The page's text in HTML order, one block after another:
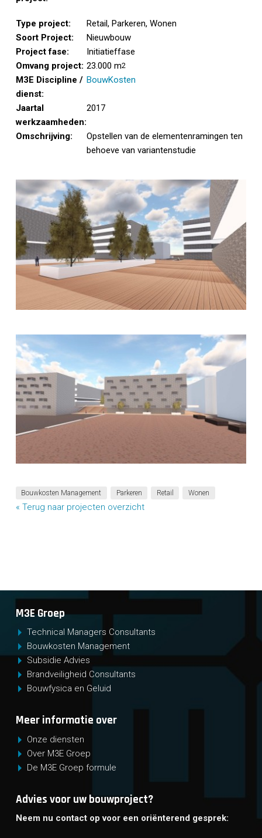
Type project:
Retail, Parkeren, Wonen
Soort Project:
Nieuwbouw
Project fase:
Initiatieffase
Omvang project: 23.000 m2
M3E Discipline /
dienst:
BouwKosten
Jaartal
werkzaamheden:
2017
Omschrijving:
Opstellen van de elementenramingen ten
behoeve van variantenstudie
Bouwkosten Management Parkeren Retail Wonen
« Terug naar projecten overzicht
M3E Groep
Technical Managers Consultants
Bouwkosten Management
Subsidie Advies
Brandveiligheid Consultants
Bouwfysica en Geluid
Meer informatie over
Onze diensten
Over M3E Groep
De M3E Groep formule
Advies voor uw bouwproject?
Neem nu contact op voor een oriënterend gesprek: